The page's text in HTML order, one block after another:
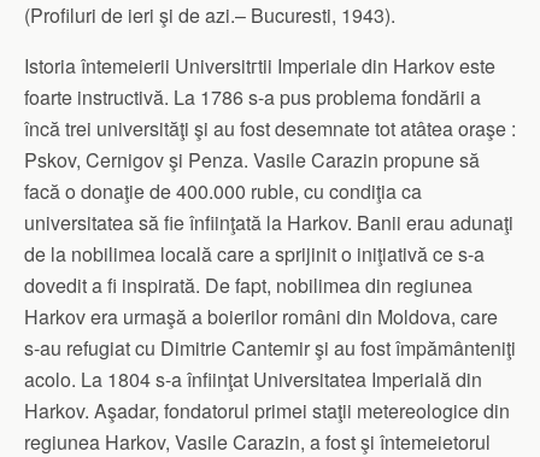
(Profiluri de ieri şi de azi.– Bucuresti, 1943).
Istoria întemeierii Universitгtii Imperiale din Harkov este
foarte instructivă. La 1786 s-a pus problema fondării a
încă trei universităţi şi au fost desemnate tot atâtea oraşe :
Pskov, Cernigov şi Penza. Vasile Carazin propune să
facă o donaţie de 400.000 ruble, cu condiţia ca
universitatea să fie înfiinţată la Harkov. Banii erau adunaţi
de la nobilimea locală care a sprijinit o iniţiativă ce s-a
dovedit a fi inspirată. De fapt, nobilimea din regiunea
Harkov era urmaşă a boierilor români din Moldova, care
s-au refugiat cu Dimitrie Cantemir şi au fost împământeniţi
acolo. La 1804 s-a înfiinţat Universitatea Imperială din
Harkov. Aşadar, fondatorul primei staţii metereologice din
regiunea Harkov, Vasile Carazin, a fost şi întemeietorul